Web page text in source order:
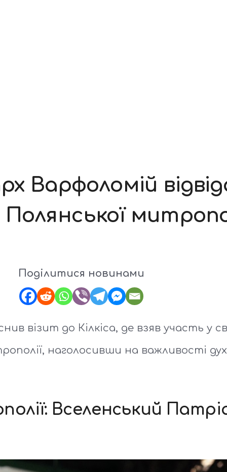
Варфоломій
Поділитися новинами
візит до Кілкіса, де взяв участь у
наголосивши на важливості
Вселенський